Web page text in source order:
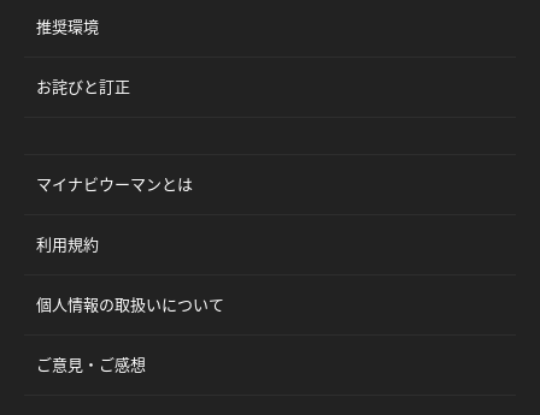
推奨環境
お詫びと訂正
マイナビウーマンとは
利用規約
個人情報の取扱いについて
ご意見・ご感想